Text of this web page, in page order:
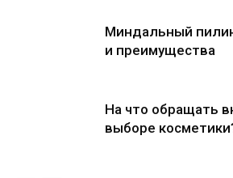
Миндальный
и преимущества
На что обращать
выборе